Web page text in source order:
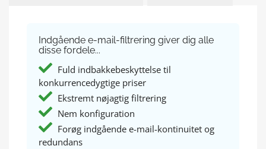
Indgående e-mail-filtrering giver dig alle
disse fordele...
Fuld indbakkebeskyttelse til
konkurrencedygtige priser
Ekstremt nøjagtig filtrering
Nem konfiguration
Forøg indgående e-mail-kontinuitet og
redundans